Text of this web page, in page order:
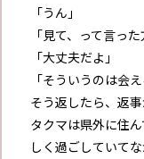
「うん」
「見て、って言っ
「大丈夫だよ」
「そういうのは会
そう返したら、返事
タクマは県外に住
しく過ごしていて